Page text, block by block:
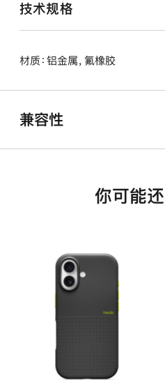
技术规格
材质：铝金属，氟橡胶
兼容性
你可能